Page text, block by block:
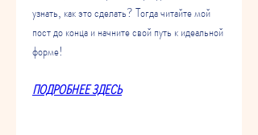
узнать, как это сделать? Тогда читайте мой
пост до конца и начните свой путь к идеальной
форме!
ПОДРОБНЕЕ ЗДЕСЬ